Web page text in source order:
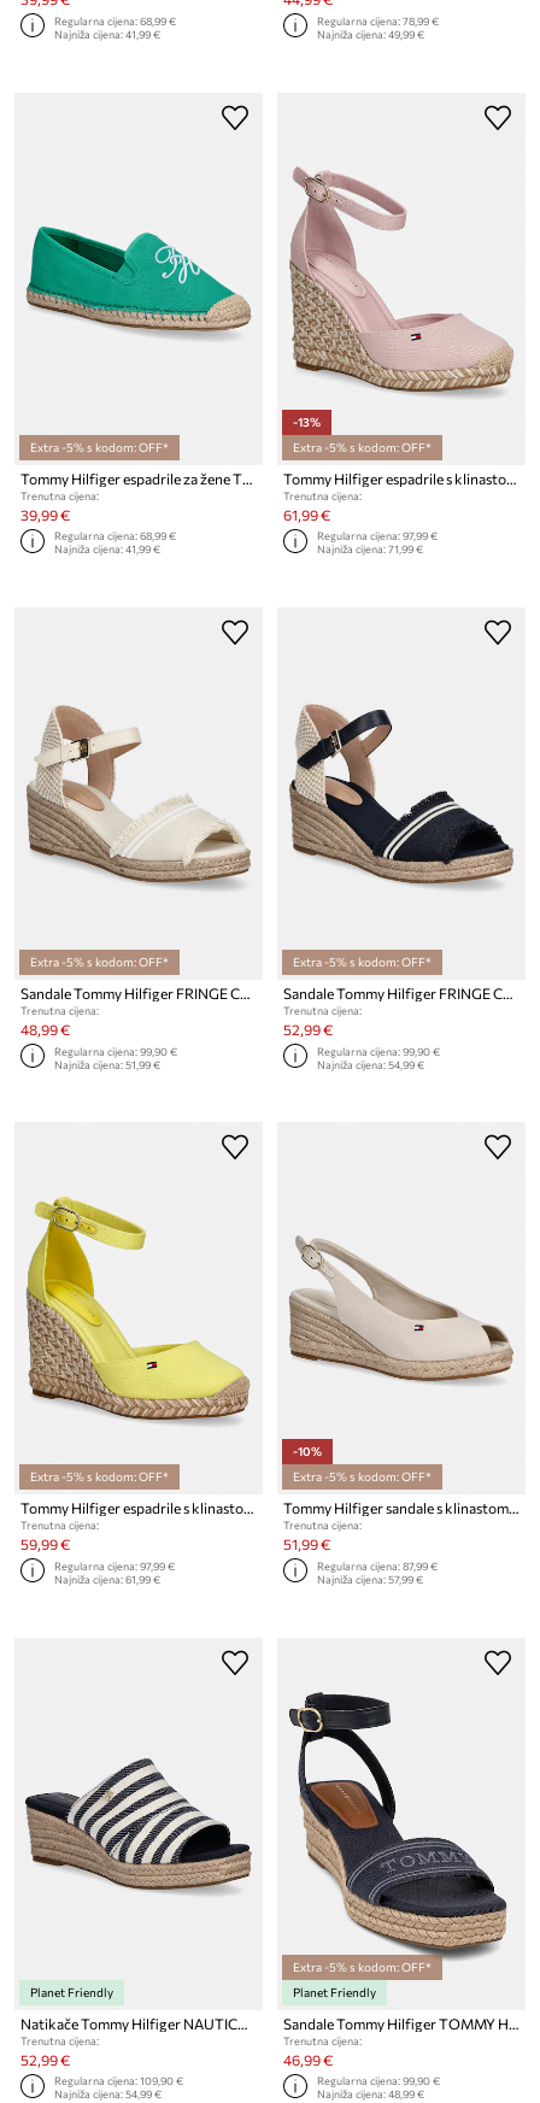
Regularna cijena:68,99 €
Najniža cijena:41,99 €
Regularna cijena:78,99 €
Najniža cijena:49,99 €
Extra -5% s kodom: OFF*
Trenutna cijena:
39,99 €
Regularna cijena:68,99 €
Najniža cijena:41,99 €
-13%
Extra -5% s kodom: OFF*
Trenutna cijena:
61,99 €
Regularna cijena:97,99 €
Najniža cijena:71,99 €
Extra -5% s kodom: OFF*
Sandale Tommy Hilfiger FRINGE CANVAS MEDIUM WEDGE
Trenutna cijena:
48,99 €
Regularna cijena:99,90 €
Najniža cijena:51,99 €
Extra -5% s kodom: OFF*
Sandale Tommy Hilfiger FRINGE CANVAS MEDIUM WEDGE
Trenutna cijena:
52,99 €
Regularna cijena:99,90 €
Najniža cijena:54,99 €
Extra -5% s kodom: OFF*
Tommy Hilfiger espadrile s klinastom potpeticom za žene FLAG HIGH WEDGE ESPAD CLOSED TOE
Trenutna cijena:
59,99 €
Regularna cijena:97,99 €
Najniža cijena:61,99 €
-10%
Extra -5% s kodom: OFF*
Tommy Hilfiger sandale s klinastom potpeticom za žene MID WEDGE ESPAD SLINGBACK
Trenutna cijena:
51,99 €
Regularna cijena:87,99 €
Najniža cijena:57,99 €
Planet Friendly
Natikače Tommy Hilfiger NAUTICAL STRIPES ESPADRILLE MULE
Trenutna cijena:
52,99 €
Regularna cijena:109,90 €
Najniža cijena:54,99 €
Extra -5% s kodom: OFF*
Planet Friendly
Sandale Tommy Hilfiger TOMMY HILFIGER ESPAD MID WEDGE
Trenutna cijena:
46,99 €
Regularna cijena:99,90 €
Najniža cijena:48,99 €